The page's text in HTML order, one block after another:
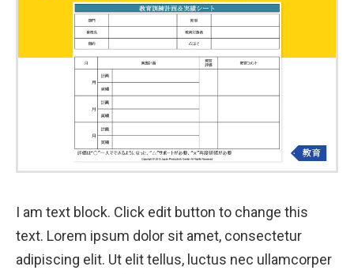
I am text block. Click edit button to change this
text. Lorem ipsum dolor sit amet, consectetur
adipiscing elit. Ut elit tellus, luctus nec ullamcorper